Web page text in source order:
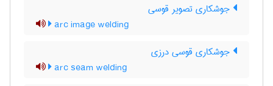
جوشکاری تصویر قوسی
arc image welding
جوشکاری قوسی درزی
arc seam welding